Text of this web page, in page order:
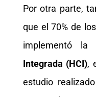
Por otra parte,
que el 70% de
implementó la
Integrada (HCI),
estudio